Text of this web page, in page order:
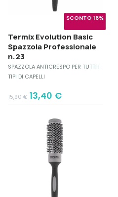
SCONTO 16%
Termix Evolution Basic
Spazzola Professionale
n.23
SPAZZOLA ANTICRESPO PER TUTTI I
TIPI DI CAPELLI
15,90€
Original
price
13,40 €
Current
price